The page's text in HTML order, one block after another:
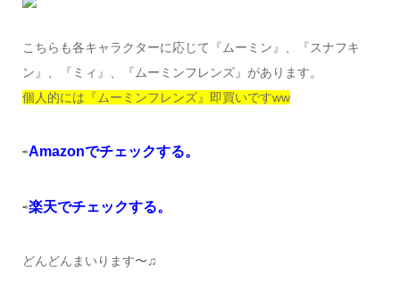
こちらも各キャラクターに応じて『ムーミン』、『スナフキ
ン』、『ミィ』、『ムーミンフレンズ』があります。
個人的には『ムーミンフレンズ』即買いですww
⇨Amazonでチェックする。
⇨楽天でチェックする。
どんどんまいります〜♫